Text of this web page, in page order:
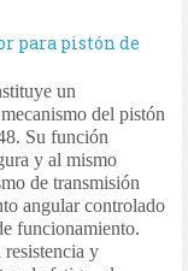
para pistón de
un
del pistón
Su función
y al mismo
de transmisión
angular controlado
funcionamiento.
resistencia y